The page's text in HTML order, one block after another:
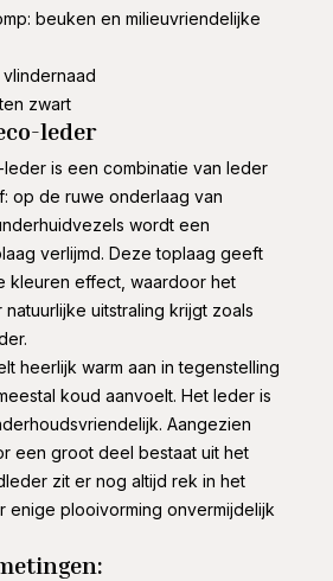
beuken en milieuvriendelijke
zwart
leder
is een combinatie van leder
op de ruwe onderlaag van
wordt een
verlijmd. Deze toplaag geeft
kleuren effect, waardoor het
uitstraling krijgt zoals
heerlijk warm aan in tegenstelling
koud aanvoelt. Het leder is
Aangezien
een groot deel bestaat uit het
zit er nog altijd rek in het
enige plooivorming onvermijdelijk